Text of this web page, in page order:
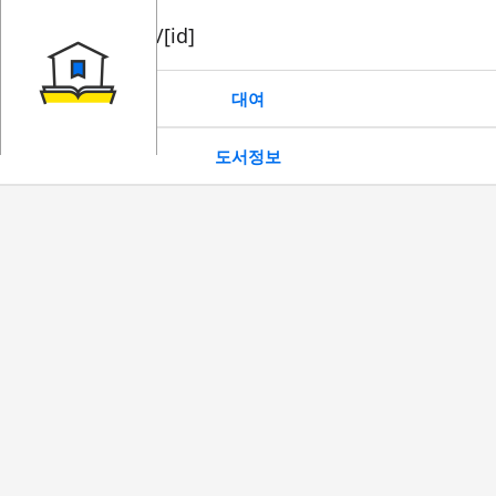
book/rent/[id]
대여
도서정보